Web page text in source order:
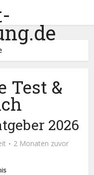
Test &
2026
2 Monaten zuvor